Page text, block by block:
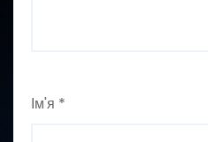
Ім'я *